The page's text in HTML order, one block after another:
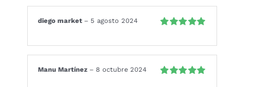
con5de 5
diego market – 5 agosto 2024
Manu Martínez – 8 octubre 2024